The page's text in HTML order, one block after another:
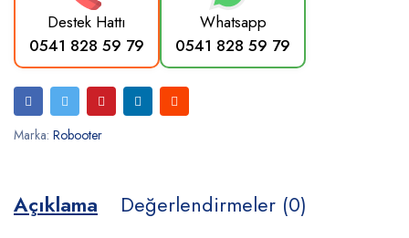
Destek Hattı
0541 828 59 79
Whatsapp
0541 828 59 79
Marka: Robooter
Açıklama Değerlendirmeler (0)